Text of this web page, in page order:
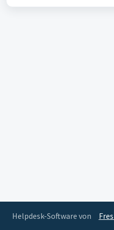
Helpdesk-Software von